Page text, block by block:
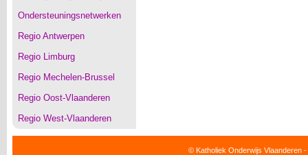
Ondersteuningsnetwerken
Regio Antwerpen
Regio Limburg
Regio Mechelen-Brussel
Regio Oost-Vlaanderen
Regio West-Vlaanderen
© Katholiek Onderwijs Vlaanderen